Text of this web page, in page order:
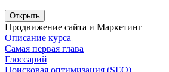
Открыть
Продвижение сайта и Маркетинг
Описание курса
Самая первая глава
Глоссарий
Поисковая оптимизация (SEO)